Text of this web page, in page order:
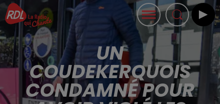
UN
COUDEKERQUOIS
CONDAMNÉ POUR